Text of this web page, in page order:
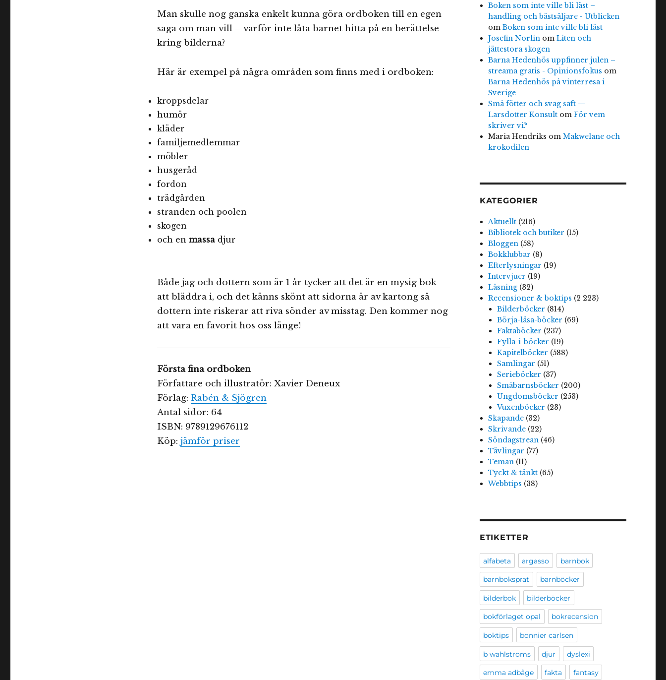
Man skulle nog ganska enkelt kunna göra ordboken till en egen
saga om man vill – varför inte låta barnet hitta på en berättelse
kring bilderna?
Här är exempel på några områden som finns med i ordboken:
kroppsdelar
humör
kläder
familjemedlemmar
möbler
husgeråd
fordon
trädgården
stranden och poolen
skogen
och en massa djur
Både jag och dottern som är 1 år tycker att det är en mysig bok
att bläddra i, och det känns skönt att sidorna är av kartong så
dottern inte riskerar att riva sönder av misstag. Den kommer nog
att vara en favorit hos oss länge!
Första fina ordboken
Författare och illustratör: Xavier Deneux
Förlag: Rabén & Sjögren
Antal sidor: 64
ISBN: 9789129676112
Köp: jämför priser
Boken som inte ville bli läst –
handling och bästsäljare - Utblicken
omBoken som inte ville bli läst
Josefin Norlin omLiten och
jättestora skogen
Barna Hedenhös uppfinner julen –
streama gratis - Opinionsfokus om
Barna Hedenhös på vinterresa i
Sverige
Små fötter och svag saft —
Larsdotter Konsult omFör vem
skriver vi?
Maria Hendriks omMakwelane och
krokodilen
KATEGORIER
Aktuellt (216)
Bibliotek och butiker (15)
Bloggen (58)
Bokklubbar (8)
Efterlysningar (19)
Intervjuer (19)
Läsning (32)
Recensioner & boktips (2 223)
Bilderböcker (814)
Börja-läsa-böcker (69)
Faktaböcker (237)
Fylla-i-böcker (19)
Kapitelböcker (588)
Samlingar (51)
Serieböcker (37)
Småbarnsböcker (200)
Ungdomsböcker (253)
Vuxenböcker (23)
Skapande (32)
Skrivande (22)
Söndagstrean (46)
Tävlingar (77)
Teman (11)
Tyckt & tänkt (65)
Webbtips (38)
ETIKETTER
alfabeta argasso barnbok
barnboksprat barnböcker
bilderbok bilderböcker
bokförlaget opal bokrecension
boktips bonnier carlsen
b wahlströms djur dyslexi
emma adbåge fakta fantasy